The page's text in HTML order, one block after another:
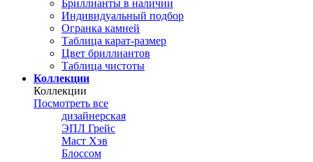
Бриллианты в наличии
Индивидуальный подбор
Огранка камней
Таблица карат-размер
Цвет бриллиантов
Таблица чистоты
Коллекции
Коллекции
Посмотреть все
дизайнерская
ЭПЛ Грейс
Маст Хэв
Блоссом